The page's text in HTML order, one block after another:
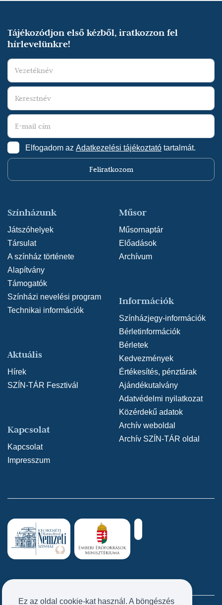
Ez az oldal cookie-kat használ. A böngészés
Tájékozódjon első kézből, iratkozzon fel
hírlevelünkre!
Elfogadom az Adatkezelési tájékoztató tartalmát.
Feliratkozom
Színházunk
Játszóhelyek
Társulat
A színház története
Alapítvány
Támogatók
Színházi nevelési program
Technikai információk
Műsor
Műsornaptár
Előadások
Archívum
Aktuális
Hírek
SZÍN-TÁR Fesztivál
Információk
Színházjegy-információk
Bérletinformációk
Bérletek
Kedvezmények
Értékesítés, pénztárak
Ajándékutalvány
Adatvédelmi nyilatkozat
Közérdekű adatok
Archív weboldal
Archív SZÍN-TÁR oldal
Kapcsolat
Kapcsolat
Impresszum